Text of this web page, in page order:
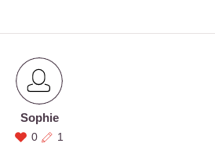
Sophie
0 1